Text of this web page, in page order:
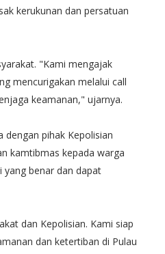
kerukunan dan persatuan
"Kami mengajak
mencurigakan melalui call
keamanan," ujarnya.
pihak Kepolisian
kamtibmas kepada warga
benar dan dapat
dan Kepolisian. Kami siap
dan ketertiban di Pulau